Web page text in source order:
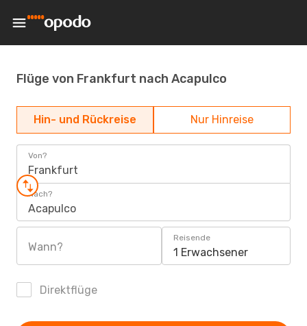
Flüge von Frankfurt nach Acapulco
Hin- und Rückreise Nur Hinreise
Von?
Frankfurt
Nach?
Acapulco
Wann?
Reisende
1 Erwachsener
Direktflüge